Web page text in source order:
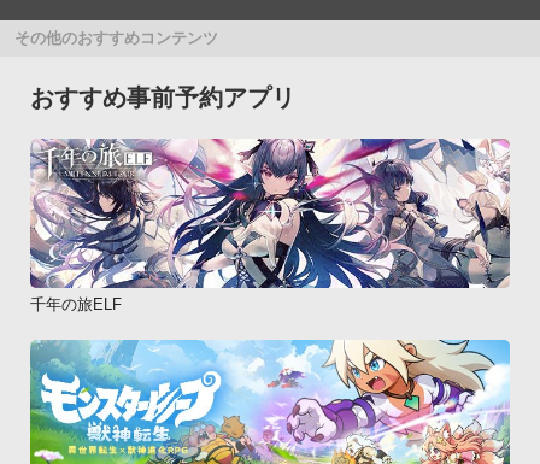
その他のおすすめコンテンツ
おすすめ事前予約アプリ
千年の旅ELF